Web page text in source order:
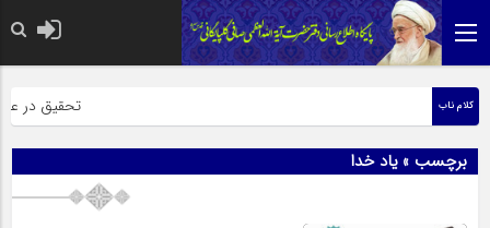
کلام ناب تحقیق در
برچسب » یاد خدا